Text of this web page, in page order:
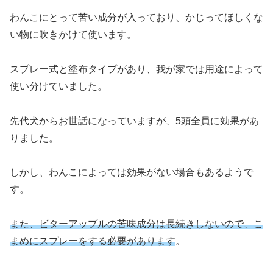
わんこにとって苦い成分が入っており、かじってほしくな
い物に吹きかけて使います。
スプレー式と塗布タイプがあり、我が家では用途によって
使い分けていました。
先代犬からお世話になっていますが、5頭全員に効果があ
りました。
しかし、わんこによっては効果がない場合もあるようで
す。
また、ビターアップルの苦味成分は長続きしないので、こ
まめにスプレーをする必要があります。